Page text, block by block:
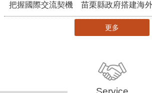
更多